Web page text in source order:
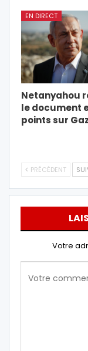
EN DIRECT
Netanyahou
le document
points sur
PRÉCÉDENT
Votre